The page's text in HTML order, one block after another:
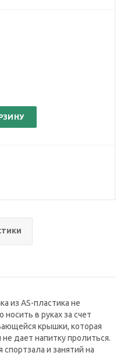
из AS-пластика не
в руках за счет
крышки, которая
дает напитку пролиться.
и занятий на